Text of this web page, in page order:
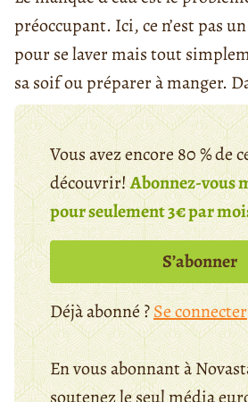
préoccupant. Ici, ce n’est pas
pour se laver mais tout
sa soif ou préparer à manger.
Vous avez encore 80 % de
découvrir!Abonnez-vous
pour seulement 3€ par
S’abonner
Déjà abonné ?Se connecter
En vous abonnant à
soutenez le seul média